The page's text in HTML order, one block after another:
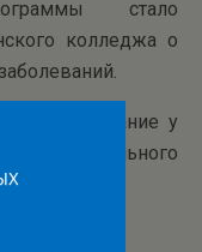
стало
колледжа о
формирование у